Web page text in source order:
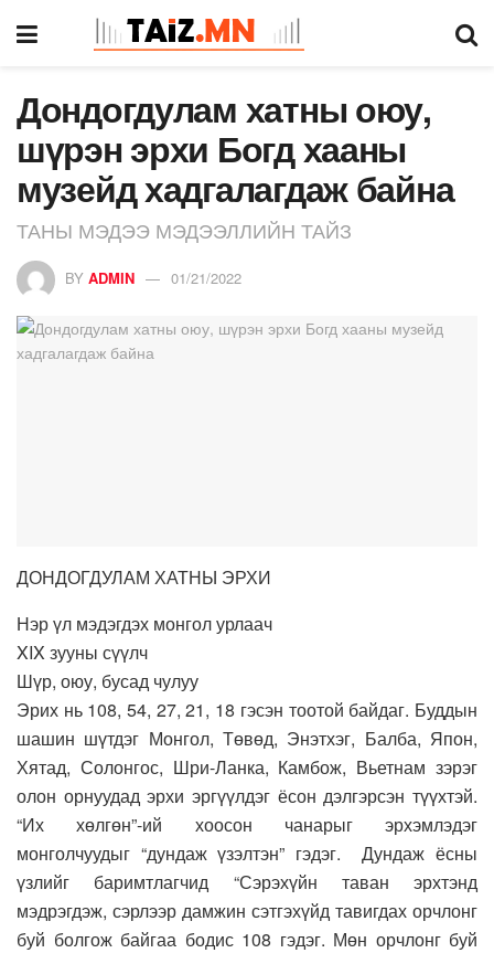
Дондогдулам хатны оюу,
шүрэн эрхи Богд хааны
музейд хадгалагдаж байна
ТАНЫ МЭДЭЭ МЭДЭЭЛЛИЙН ТАЙЗ
BY ADMIN 01/21/2022
ДОНДОГДУЛАМ ХАТНЫ ЭРХИ
Нэр үл мэдэгдэх монгол урлаач
XIX зууны сүүлч
Шүр, оюу, бусад чулуу
Эрих нь 108, 54, 27, 21, 18 гэсэн тоотой байдаг. Буддын
шашин шүтдэг Монгол, Төвөд, Энэтхэг, Балба, Япон,
Хятад, Солонгос, Шри-Ланка, Камбож, Вьетнам зэрэг
олон орнуудад эрхи эргүүлдэг ёсон дэлгэрсэн түүхтэй.
“Их хөлгөн”-ий хоосон чанарыг эрхэмлэдэг
монголчуудыг “дундаж үзэлтэн” гэдэг. Дундаж ёсны
үзлийг баримтлагчид “Сэрэхүйн таван эрхтэнд
мэдрэгдэж, сэрлээр дамжин сэтгэхүйд тавигдах орчлонг
буй болгож байгаа бодис 108 гэдэг. Мөн орчлонг буй